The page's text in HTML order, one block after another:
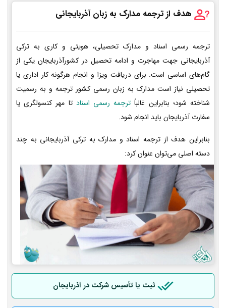
هدف از ترجمه مدارک به زبان آذربایجانی
ترجمه رسمی اسناد و مدارک تحصیلی، هویتی و کاری به ترکی
آذربایجانی جهت مهاجرت و ادامه تحصیل در کشورآذربایجان یکی از
گام‌های اساسی است. برای دریافت ویزا و انجام هرگونه کار اداری یا
تحصیلی نیاز است مدارک به زبان رسمی کشور ترجمه و به رسمیت
شناخته شود؛ بنابراین غالباً ترجمه رسمی اسناد تا مهر کنسولگری یا
سفارت آذربایجان باید انجام شود.
بنابراین هدف از ترجمه اسناد و مدارک به ترکی آذربایجانی به چند
دسته اصلی می‌توان عنوان کرد:
ثبت یا تأسیس شرکت در آذربایجان